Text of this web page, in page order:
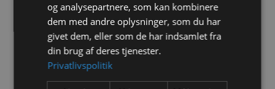
CSI Urine Multipet Cleaner
Spray 500ML
95,00kr.
og analysepartnere, som kan kombinere
dem med andre oplysninger, som du har
givet dem, eller som de har indsamlet fra
din brug af deres tjenester.
Privatlivspolitik